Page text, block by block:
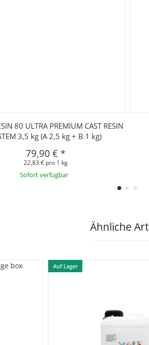
80 ULTRA PREMIUM CAST RESIN
3,5 kg (A 2,5 kg + B 1 kg)
79,90 € *
22,83 € pro 1 kg
Sofort verfügbar
Ähnliche
Auf Lager